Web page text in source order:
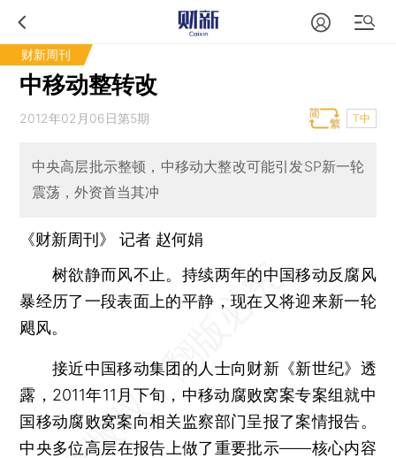
财新周刊
中移动整转改
2012年02月06日第5期 T中
中央高层批示整顿，中移动大整改可能引发SP新一轮
震荡，外资首当其冲
《财新周刊》 记者 赵何娟
树欲静而风不止。持续两年的中国移动反腐风
暴经历了一段表面上的平静，现在又将迎来新一轮
飓风。
接近中国移动集团的人士向财新《新世纪》透
露，2011年11月下旬，中移动腐败窝案专案组就中
国移动腐败窝案向相关监察部门呈报了案情报告。
中央多位高层在报告上做了重要批示——核心内容